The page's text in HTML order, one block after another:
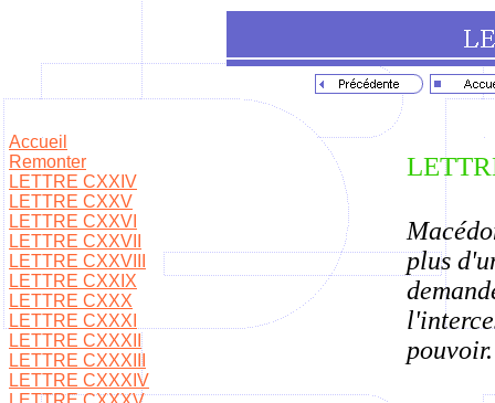
Accueil
Remonter
LETTRE CXXIV
LETTRE CXXV
LETTRE CXXVI
LETTRE CXXVII
LETTRE CXXVIII
LETTRE CXXIX
LETTRE CXXX
LETTRE CXXXI
LETTRE CXXXII
LETTRE CXXXIII
LETTRE CXXXIV
plus
pouvoir.